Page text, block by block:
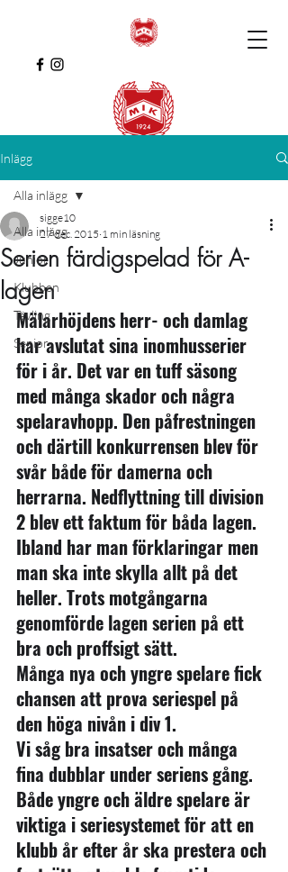
Inlägg
Alla inlägg
Junior
Klubben
Tävling
Senior
Alla inlägg
Serien färdigspelad för A-
lagen
sigge10
27 dec. 2015 1 min läsning
Mälarhöjdens herr- och damlag
har avslutat sina inomhusserier
för i år. Det var en tuff säsong
med många skador och några
spelaravhopp. Den påfrestningen
och därtill konkurrensen blev för
svår både för damerna och
herrarna. Nedflyttning till division
2 blev ett faktum för båda lagen.
Ibland har man förklaringar men
man ska inte skylla allt på det
heller. Trots motgångarna
genomförde lagen serien på ett
bra och proffsigt sätt.
Många nya och yngre spelare fick
chansen att prova seriespel på
den höga nivån i div 1.
Vi såg bra insatser och många
fina dubblar under seriens gång.
Både yngre och äldre spelare är
viktiga i seriesystemet för att en
klubb år efter år ska prestera och